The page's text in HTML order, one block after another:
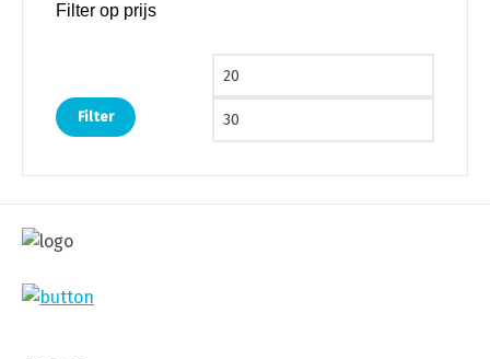
Filter op prijs
Min. prijs
Filter